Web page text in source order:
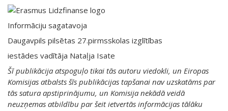
Informāciju sagatavoja
Daugavpils pilsētas 27.pirmsskolas izglītības
iestādes vadītāja Nataļja Isate
Šī publikācija atspoguļo tikai tās autoru viedokli, un Eiropas
Komisijas atbalsts šīs publikācijas tapšanai nav uzskatāms par
tās satura apstiprinājumu, un Komisija nekādā veidā
neuzņemas atbildību par šeit ietvertās informācijas tālāku